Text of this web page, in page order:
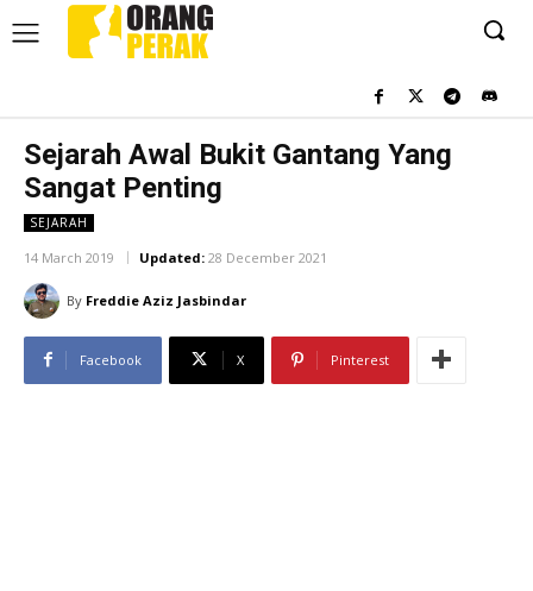
Sejarah Awal Bukit Gantang Yang
Sangat Penting
SEJARAH
14 March 2019 Updated: 28 December 2021
By Freddie Aziz Jasbindar
Facebook X Pinterest